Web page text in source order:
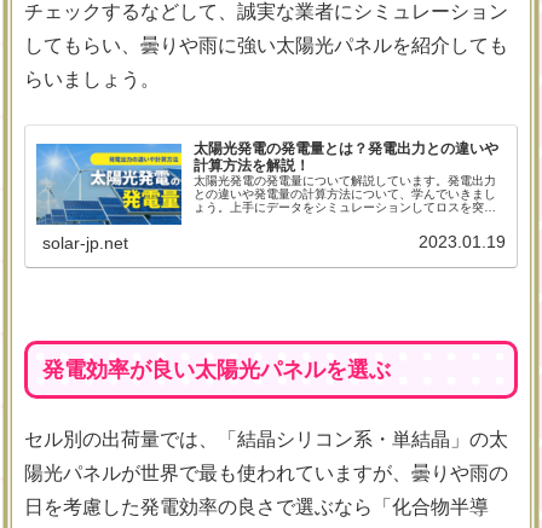
チェックするなどして、誠実な業者にシミュレーション
してもらい、曇りや雨に強い太陽光パネルを紹介しても
らいましょう。
太陽光発電の発電量とは？発電出力との違いや
計算方法を解説！
太陽光発電の発電量について解説しています。発電出力
との違いや発電量の計算方法について、学んでいきまし
ょう。上手にデータをシミュレーションしてロスを突き
可能に。さらに、発電量を低下させる損失係数について
も解説していますので、併せて参考にしてください。
solar-jp.net 2023.01.19
発電効率が良い太陽光パネルを選ぶ
セル別の出荷量では、「結晶シリコン系・単結晶」の太
陽光パネルが世界で最も使われていますが、曇りや雨の
日を考慮した発電効率の良さで選ぶなら「化合物半導